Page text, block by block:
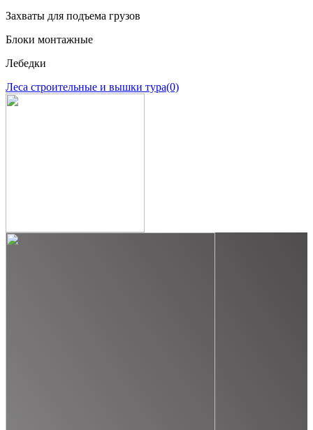
Захваты для подъема грузов
Блоки монтажные
Лебедки
Леса строительные и вышки тура(0)